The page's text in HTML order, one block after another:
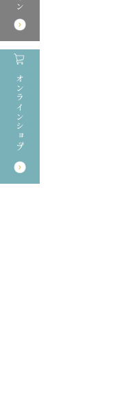
オンラインショップ